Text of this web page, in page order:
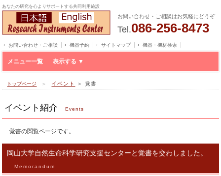
あなたの研究を心よりサポートする共同利用施設
お問い合わせ・ご相談はお気軽にどうぞ
Tel.086-256-8473
お問い合わせ・ご相談 機器予約 サイトマップ 機器・機材検索
メニュー一覧
トップページ ＞ イベント ＞ 覚書
イベント紹介 Events
覚書の閲覧ページです。
岡山大学自然生命科学研究支援センターと覚書を交わしました。
Memorandum